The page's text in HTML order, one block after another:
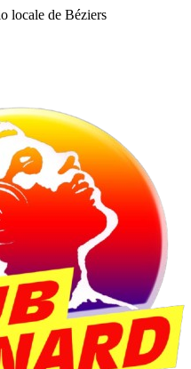
locale de Béziers